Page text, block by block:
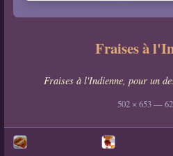
Fraises à
Fraises à l'Indienne, pour un
502 × 653 —